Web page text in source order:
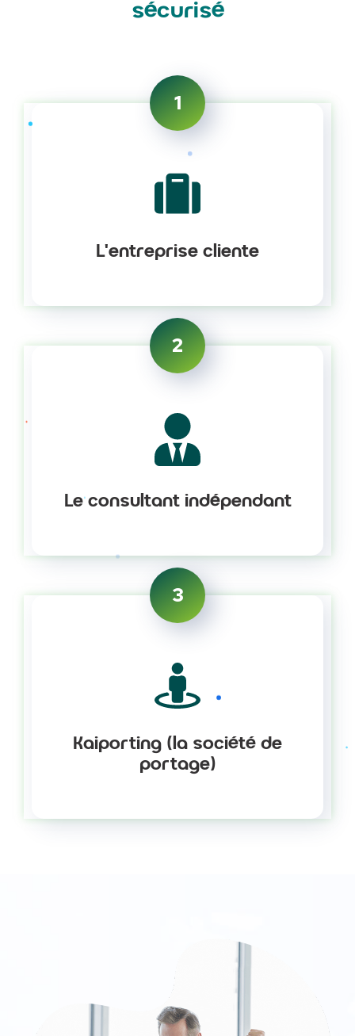
sécurisé
1
L'entreprise cliente
2
Le consultant indépendant
3
Kaiporting (la société de
portage)